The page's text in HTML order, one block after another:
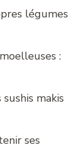
légumes
:
makis
ses